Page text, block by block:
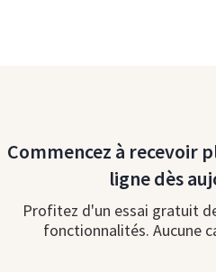
Commencez à recevoir
ligne dès
Profitez d'un essai gratuit
fonctionnalités. Aucune